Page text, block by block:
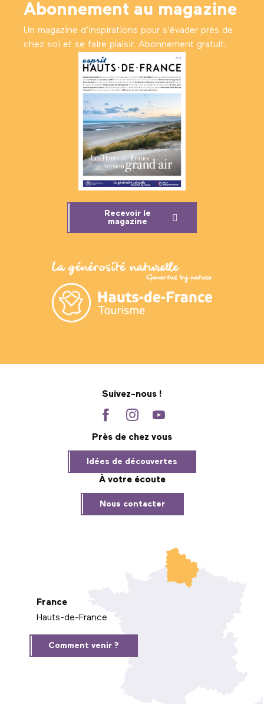
Abonnement au magazine
Un magazine d’inspirations pour s'évader près de
chez soi et se faire plaisir. Abonnement gratuit.
Recevoir le
magazine
Suivez-nous !
Près de chez vous
Idées de découvertes
À votre écoute
Nous contacter
France
Hauts-de-France
Comment venir ?